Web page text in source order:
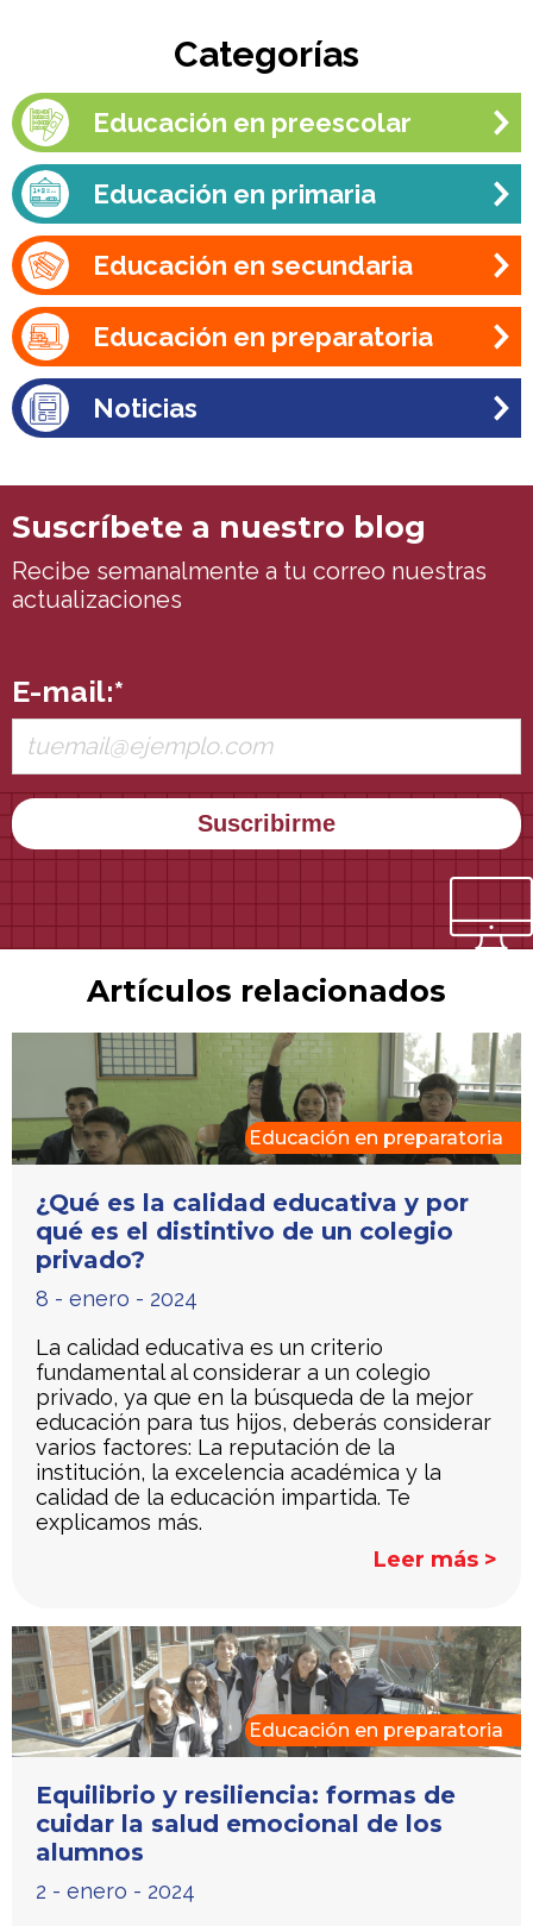
Categorías
Educación en preescolar
Educación en primaria
Educación en secundaria
Educación en preparatoria
Noticias
Suscríbete a nuestro blog
Recibe semanalmente a tu correo nuestras
actualizaciones
E-mail:*
Artículos relacionados
Educación en preparatoria
¿Qué es la calidad educativa y por
qué es el distintivo de un colegio
privado?
8 - enero - 2024
La calidad educativa es un criterio
fundamental al considerar a un colegio
privado, ya que en la búsqueda de la mejor
educación para tus hijos, deberás considerar
varios factores: La reputación de la
institución, la excelencia académica y la
calidad de la educación impartida. Te
explicamos más.
Leer más >
Educación en preparatoria
Equilibrio y resiliencia: formas de
cuidar la salud emocional de los
alumnos
2 - enero - 2024